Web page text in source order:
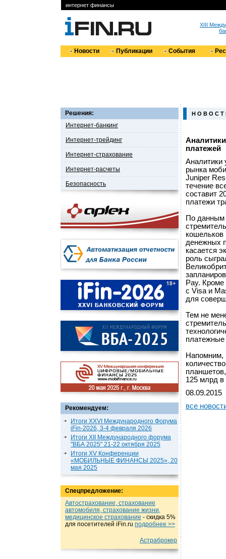
интернет финансы
XIII
Новости Публикации События
Решения:
Интернет-банкинг
Интернет-трейдинг
Интернет-страхование
Интернет-расчеты
Безопасность
Рекомендуем:
Итоги XXVI Международного Форума
iFin-2026, 3-4 февраля 2026
Итоги XII Международного форума
"ВБА 2025" 21-22 октября 2025
Итоги XV Конференции
«МОБИЛЬНЫЕ ФИНАНСЫ 2025», 20
мая 2025
Спецпредложение:
Автострахование, страхование
автомобиля, страхование жизни,
медицинское страхование - cкидка 5%
для посетителей iFin.ru подробнеe >>
Астраброкер
Н О В О С Т
платежей
Аналитики
рынка
Juniper
течение
составит
платежи
По данным
кошельков
денежных
касается
роль
Pay. Кроме
с Visa и
для
Тем не
платежные
Напомним,
125 млрд в
08.09.2015
все